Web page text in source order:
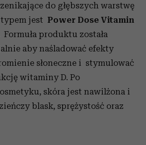
do głębszych warstwę
jest Power Dose Vitamin
Formuła produktu została
aby naśladować efekty
słoneczne i stymulować
witaminy D. Po
skóra jest nawilżona i
blask, sprężystość oraz